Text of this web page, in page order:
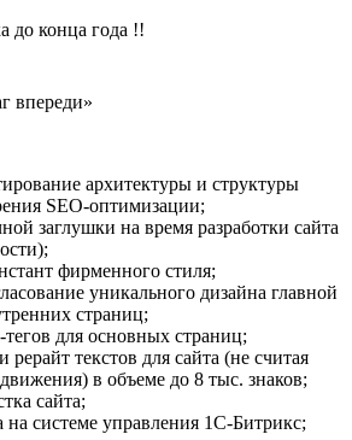
до конца года !!
впереди»
архитектуры и структуры
SEO-оптимизации;
заглушки на время разработки сайта
фирменного стиля;
уникального дизайна главной
страниц;
для основных страниц;
рерайт текстов для сайта (не считая
в объеме до 8 тыс. знаков;
сайта;
на системе управления 1С-Битрикс;